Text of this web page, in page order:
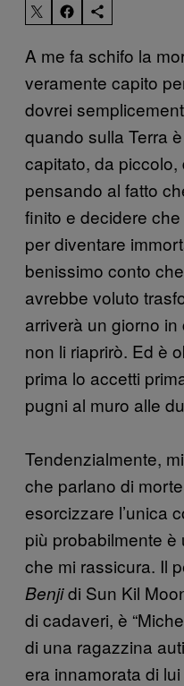
A me fa schifo la
veramente capito
dovrei
quando sulla Terra
capitato, da
pensando al fatto
finito e decidere
per diventare
benissimo conto
avrebbe voluto
arriverà un giorno
non li riaprirò. Ed è
prima lo accetti
pugni al muro alle
Tendenzialmente,
che parlano di
esorcizzare l’unica
più probabilmente è
che mi rassicura. Il
Benjidi Sun Kil
di cadaveri, è
di una ragazzina
era innamorata di